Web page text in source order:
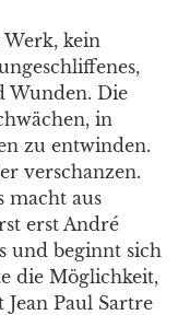
Werk, kein
Wunden. Die
in
zu entwinden.
verschanzen.
macht aus
erst André
und beginnt sich
die Möglichkeit,
Jean Paul Sartre